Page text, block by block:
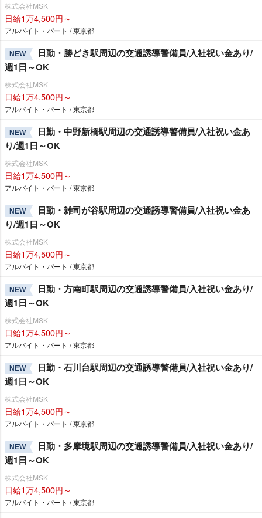
株式会社MSK
日給1万4,500円～
アルバイト・パート / 東京都
NEW
日勤・勝どき駅周辺の交通誘導警備員/入社祝い金あり/
週1日～OK
株式会社MSK
日給1万4,500円～
アルバイト・パート / 東京都
NEW
日勤・中野新橋駅周辺の交通誘導警備員/入社祝い金あ
り/週1日～OK
株式会社MSK
日給1万4,500円～
アルバイト・パート / 東京都
NEW
日勤・雑司が谷駅周辺の交通誘導警備員/入社祝い金あ
り/週1日～OK
株式会社MSK
日給1万4,500円～
アルバイト・パート / 東京都
NEW
日勤・方南町駅周辺の交通誘導警備員/入社祝い金あり/
週1日～OK
株式会社MSK
日給1万4,500円～
アルバイト・パート / 東京都
NEW
日勤・石川台駅周辺の交通誘導警備員/入社祝い金あり/
週1日～OK
株式会社MSK
日給1万4,500円～
アルバイト・パート / 東京都
NEW
日勤・多摩境駅周辺の交通誘導警備員/入社祝い金あり/
週1日～OK
株式会社MSK
日給1万4,500円～
アルバイト・パート / 東京都